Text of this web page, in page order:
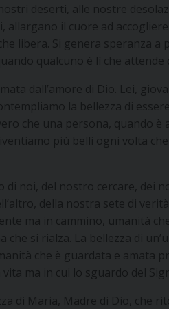
deserti, alle nostre
il cuore ad
libera. Si genera speranza a
qualcuno è lì che attende
dall’amore di Dio. Lei,
la bellezza di
che una persona, quando è
più belli ogni volta
noi, del nostro cercare, dei
della nostra sete di
ma in cammino, umanità
si rialza. La bellezza di
che è guardata e amata
ma in cui lo sguardo del
di Maria, Madre di Dio, che